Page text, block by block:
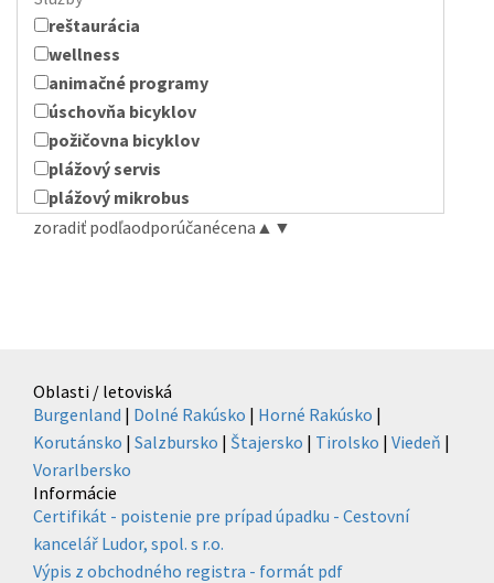
reštaurácia
wellness
animačné programy
úschovňa bicyklov
požičovna bicyklov
plážový servis
plážový mikrobus
zoradiť podľaodporúčanécena ▲ ▼
Oblasti / letoviská
Burgenland | Dolné Rakúsko | Horné Rakúsko |
Korutánsko | Salzbursko | Štajersko | Tirolsko | Viedeň |
Vorarlbersko
Informácie
Certifikát - poistenie pre prípad úpadku - Cestovní
kancelář Ludor, spol. s r.o.
Výpis z obchodného registra - formát pdf